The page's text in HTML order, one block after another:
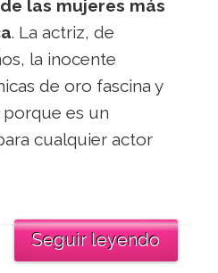
las mujeres más
. La actriz, de
la inocente
de oro fascina y
es un
cualquier actor
Seguir leyendo